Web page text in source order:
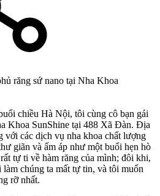
răng sứ nano tại Nha Khoa
chiều Hà Nội, tôi cùng cô bạn gái
Khoa SunShine tại 488 Xã Đàn. Địa
với các dịch vụ nha khoa chất lượng
giãn và ấm áp như một buổi hẹn hò
tự ti về hàm răng của mình; đôi khi,
chúng ta mất tự tin, và tôi muốn
rỡ nhất.